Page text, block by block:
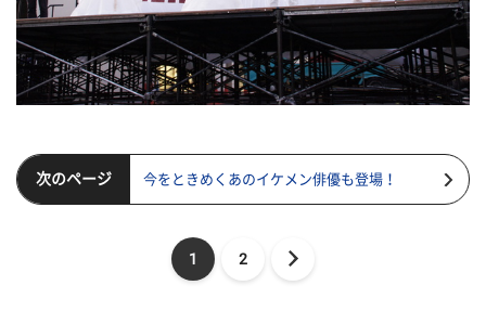
次のページ 今をときめくあのイケメン俳優も登場！
1 2